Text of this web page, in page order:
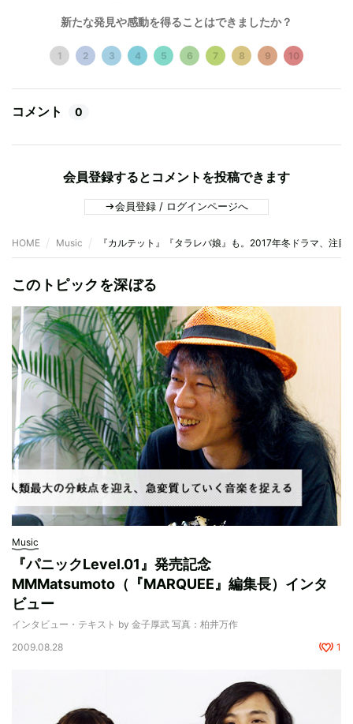
新たな発見や感動を得ることはできましたか？
1 2 3 4 5 6 7 8 9 10
コメント 0
会員登録するとコメントを投稿できます
会員登録 / ログインページへ
HOME Music 『カルテット』『タラレバ娘』も。2017年冬ドラマ、注目
このトピックを深ぼる
Music
『パニックLevel.01』発売記念
MMMatsumoto（『MARQUEE』編集長）インタ
ビュー
インタビュー・テキスト by 金子厚武 写真：柏井万作
2009.08.28
1